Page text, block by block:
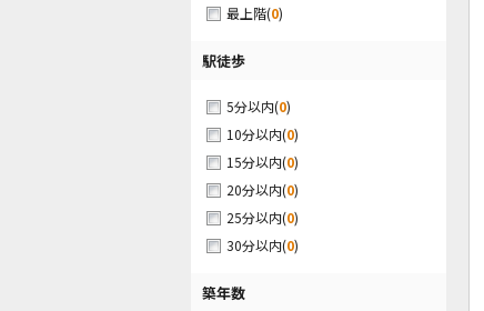
最上階(0)
駅徒歩
5分以内(0)
10分以内(0)
15分以内(0)
20分以内(0)
25分以内(0)
30分以内(0)
築年数